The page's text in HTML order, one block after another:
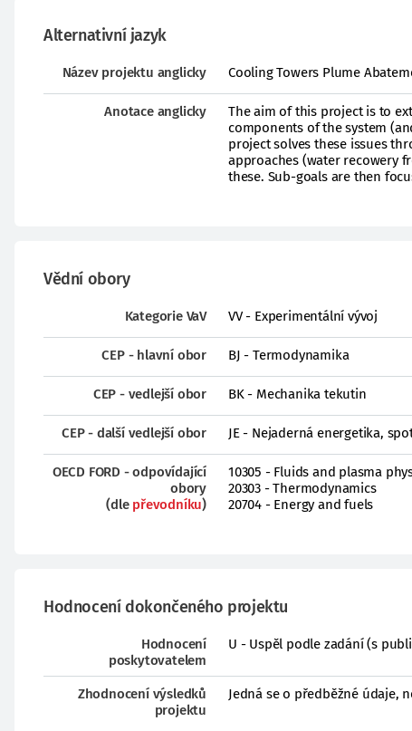
Alternativní jazyk
Název projektu anglicky Cooling Towers Plume
Anotace anglicky
The aim of this project is to
components of the system
project solves these issues
approaches (water recowery
these. Sub-goals are then
Vědní obory
Kategorie VaV VV - Experimentální vývoj
CEP - hlavní obor BJ - Termodynamika
CEP - vedlejší obor BK - Mechanika tekutin
CEP - další vedlejší obor JE - Nejaderná energetika,
OECD FORD - odpovídající
obory
(dle převodníku)
10305 - Fluids and plasma
20303 - Thermodynamics
20704 - Energy and fuels
Hodnocení dokončeného projektu
Hodnocení
poskytovatelem
U - Uspěl podle zadání (s
Zhodnocení výsledků
projektu
Jedná se o předběžné údaje,